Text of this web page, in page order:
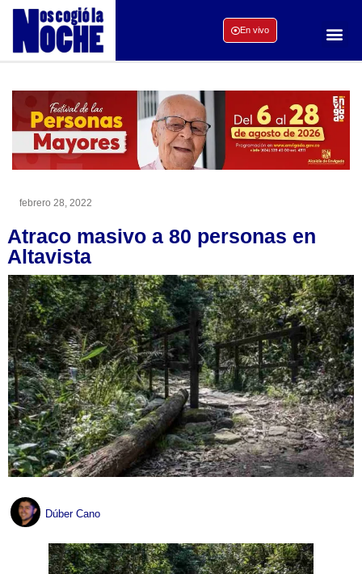
En vivo
febrero 28, 2022
Atraco masivo a 80 personas en
Altavista
Dúber Cano